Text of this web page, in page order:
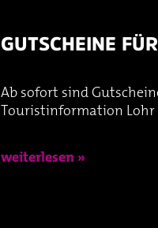
GUTSCHEINE
Ab sofort sind
Touristinformation
weiterlesen »